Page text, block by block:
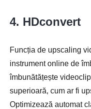
4. HDconvert
Funcția de upscaling
instrument online de
îmbunătățește
superioară, cum ar fi
Optimizează automat